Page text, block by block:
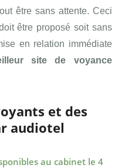
être sans attente. Ceci
être proposé soit sans
en relation immédiate
site de voyance
et des
audiotel
au cabinet le 4